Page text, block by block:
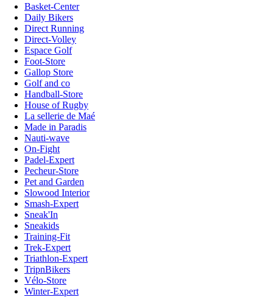
Basket-Center
Daily Bikers
Direct Running
Direct-Volley
Espace Golf
Foot-Store
Gallop Store
Golf and co
Handball-Store
House of Rugby
La sellerie de Maé
Made in Paradis
Nauti-wave
On-Fight
Padel-Expert
Pecheur-Store
Pet and Garden
Slowood Interior
Smash-Expert
Sneak'In
Sneakids
Training-Fit
Trek-Expert
Triathlon-Expert
TripnBikers
Vélo-Store
Winter-Expert